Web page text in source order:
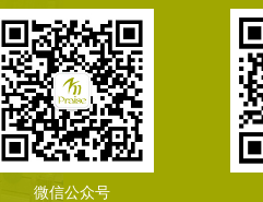
微信公众号